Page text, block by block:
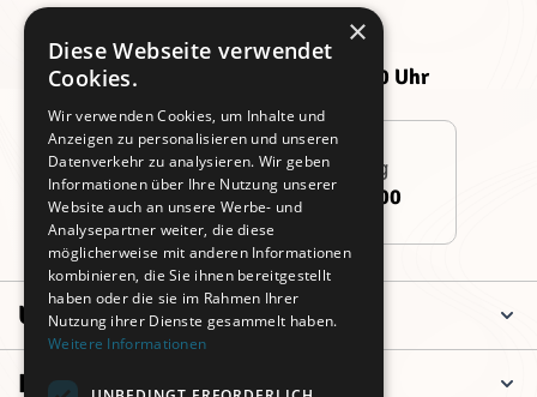
Kundenservice
Montag -
Donnerstag:
09:00 - 16:00 Uhr
Freitag:
09:00 - 14:00 Uhr
Persönliche Beratung
+49 (0)911 3260 6700
Unternehmen
Informationen
×
Diese Webseite verwendet
Cookies.
Wir verwenden Cookies, um Inhalte und
Anzeigen zu personalisieren und unseren
Datenverkehr zu analysieren. Wir geben
Informationen über Ihre Nutzung unserer
Website auch an unsere Werbe- und
Analysepartner weiter, die diese
möglicherweise mit anderen Informationen
kombinieren, die Sie ihnen bereitgestellt
haben oder die sie im Rahmen Ihrer
Nutzung ihrer Dienste gesammelt haben.
Weitere Informationen